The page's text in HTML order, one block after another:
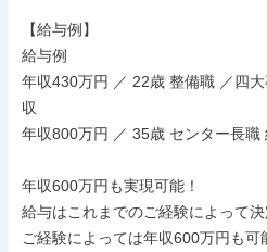
【給与例】
給与例
年収430万円 ／ 22歳 整備職 ／四
収
年収800万円 ／ 35歳 センター長職
年収600万円も実現可能！
給与はこれまでのご経験によって決
ご経験によっては年収600万円も可